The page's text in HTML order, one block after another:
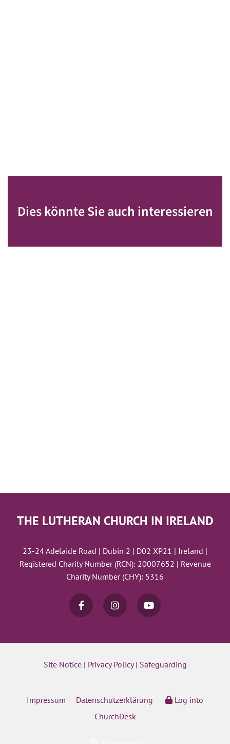
Dies könnte Sie auch interessieren
THE LUTHERAN CHURCH IN IRELAND
23-24 Adelaide Road | Dubin 2 | D02 XP21 | Ireland |
Registered Charity Number (RCN): 20007652 | Revenue
Charity Number (CHY): 5316
Site Notice| Privacy Policy| Safeguarding
Impressum Datenschutzerklärung
Log into
ChurchDesk